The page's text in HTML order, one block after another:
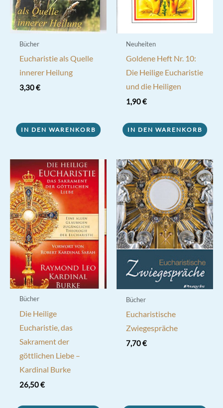
Bücher
Eucharistie als Quelle
innerer Heilung
3,30€
IN DEN WARENKORB
Neuheiten
Goldene Heft Nr. 10:
Die Heilige Eucharistie
und die Heiligen
1,90€
IN DEN WARENKORB
Bücher
Die Heilige
Eucharistie, das
Sakrament der
göttlichen Liebe –
Kardinal Burke
26,50€
Bücher
Eucharistische
Zwiegespräche
7,70€